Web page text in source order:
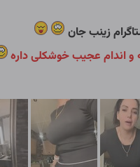
زینب جان
اندام عجیب خوشکلی داره